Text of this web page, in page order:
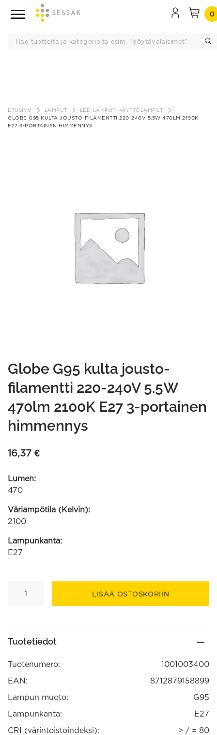
sisältöön
0
ETUSIVU LAMPUT
LED-LAMPUT, KÄYTTÖLAMPUT
GLOBE G95 KULTA JOUSTO-FILAMENTTI 220-240V 5.5W 470LM 2100K
E27 3-PORTAINEN HIMMENNYS
Globe G95 kulta jousto-
filamentti 220-240V 5.5W
470lm 2100K E27 3-portainen
himmennys
16,37 €
Lumen:
470
Väriampötila (Kelvin):
2100
Lampunkanta:
E27
470lm
3-
himmennys
LISÄÄ OSTOSKORIIN
Tuotetiedot
Tuotenumero:
1001003400
EAN:
8712879158899
Lampun muoto:
G95
Lampunkanta:
E27
CRI (värintoistoindeksi):
> / = 80